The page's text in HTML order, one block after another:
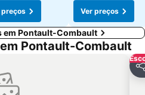
preços
Ver preços
em Pontault-Combault
Pontault-Combault